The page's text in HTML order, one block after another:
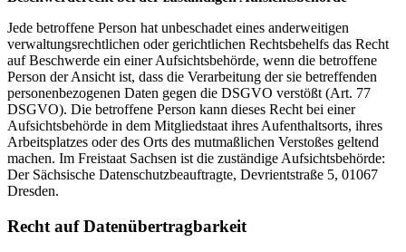
Jede betroffene Person hat unbeschadet eines anderweitigen
verwaltungsrechtlichen oder gerichtlichen Rechtsbehelfs das Recht
auf Beschwerde ein einer Aufsichtsbehörde, wenn die betroffene
Person der Ansicht ist, dass die Verarbeitung der sie betreffenden
personenbezogenen Daten gegen die DSGVO verstößt (Art. 77
DSGVO). Die betroffene Person kann dieses Recht bei einer
Aufsichtsbehörde in dem Mitgliedstaat ihres Aufenthaltsorts, ihres
Arbeitsplatzes oder des Orts des mutmaßlichen Verstoßes geltend
machen. Im Freistaat Sachsen ist die zuständige Aufsichtsbehörde:
Der Sächsische Datenschutzbeauftragte, Devrientstraße 5, 01067
Dresden.
Recht auf Daten­übertrag­barkeit